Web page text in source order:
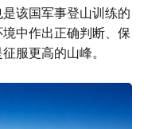
该国军事登山训练的
中作出正确判断、保
服更高的山峰。